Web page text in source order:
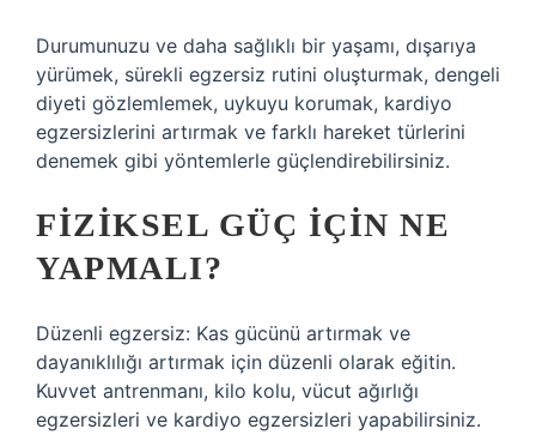
Durumunuzu ve daha sağlıklı bir yaşamı, dışarıya
yürümek, sürekli egzersiz rutini oluşturmak, dengeli
diyeti gözlemlemek, uykuyu korumak, kardiyo
egzersizlerini artırmak ve farklı hareket türlerini
denemek gibi yöntemlerle güçlendirebilirsiniz.
FIZIKSEL GÜÇ IÇIN NE
YAPMALI?
Düzenli egzersiz: Kas gücünü artırmak ve
dayanıklılığı artırmak için düzenli olarak eğitin.
Kuvvet antrenmanı, kilo kolu, vücut ağırlığı
egzersizleri ve kardiyo egzersizleri yapabilirsiniz.